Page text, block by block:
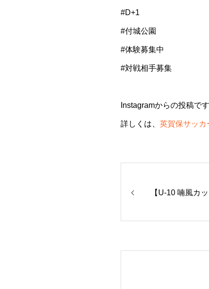
#D+1
#付城公園
#体験募集中
#対戦相手募集
Instagramからの投稿です
詳しくは、 英賀保サッカ
【U-10 喃風カッ